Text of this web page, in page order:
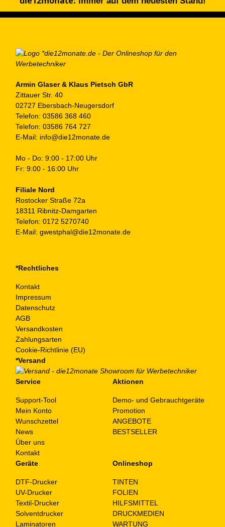
Armin Glaser & Klaus Pietsch GbR
Zittauer Str. 40
02727 Ebersbach-Neugersdorf
Telefon: 03586 368 460
Telefon: 03586 764 727
E-Mail: info@die12monate.de
Mo - Do: 9:00 - 17:00 Uhr
Fr: 9:00 - 16:00 Uhr
Filiale Nord
Rostocker Straße 72a
18311 Ribnitz-Damgarten
Telefon: 0172 5270740
E-Mail: gwestphal@die12monate.de
*Rechtliches
Kontakt
Impressum
Datenschutz
AGB
Versandkosten
Zahlungsarten
Cookie-Richtlinie (EU)
*Versand
Service
Support-Tool
Mein Konto
Wunschzettel
News
Über uns
Kontakt
Aktionen
Demo- und Gebrauchtgeräte
Promotion
ANGEBOTE
BESTSELLER
Geräte
DTF-Drucker
UV-Drucker
Textil-Drucker
Solventdrucker
Laminatoren
Onlineshop
TINTEN
FOLIEN
HILFSMITTEL
DRUCKMEDIEN
WARTUNG